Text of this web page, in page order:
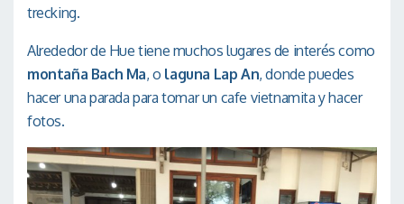
trecking.
Alrededor de Hue tiene muchos lugares de interés como
montaña Bach Ma, o laguna Lap An, donde puedes
hacer una parada para tomar un cafe vietnamita y hacer
fotos.